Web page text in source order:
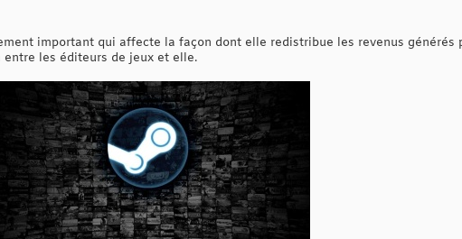
important qui affecte la façon dont elle redistribue les revenus générés
les éditeurs de jeux et elle.